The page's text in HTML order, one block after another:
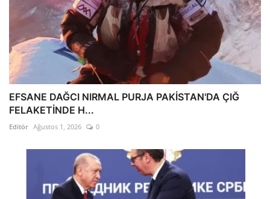
EFSANE DAĞCI NIRMAL PURJA PAKİSTAN'DA ÇIĞ
FELAKETİNDE H...
Editör Ağustos 1, 2026 0